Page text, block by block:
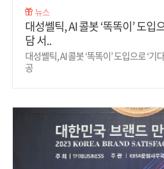
뉴스
대성쎌틱, AI 콜봇 ‘똑똑이’ 도입
담 서..
대성쎌틱, AI 콜봇 ‘똑똑이’ 도입으로 ‘기
공